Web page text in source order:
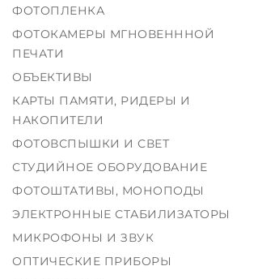
ФОТОПЛЕНКА
ФОТОКАМЕРЫ МГНОВЕНННОЙ
ПЕЧАТИ
ОБЪЕКТИВЫ
КАРТЫ ПАМЯТИ, РИДЕРЫ И
НАКОПИТЕЛИ
ФОТОВСПЫШКИ И СВЕТ
СТУДИЙНОЕ ОБОРУДОВАНИЕ
ФОТОШТАТИВЫ, МОНОПОДЫ
ЭЛЕКТРОННЫЕ СТАБИЛИЗАТОРЫ
МИКРОФОНЫ И ЗВУК
ОПТИЧЕСКИЕ ПРИБОРЫ